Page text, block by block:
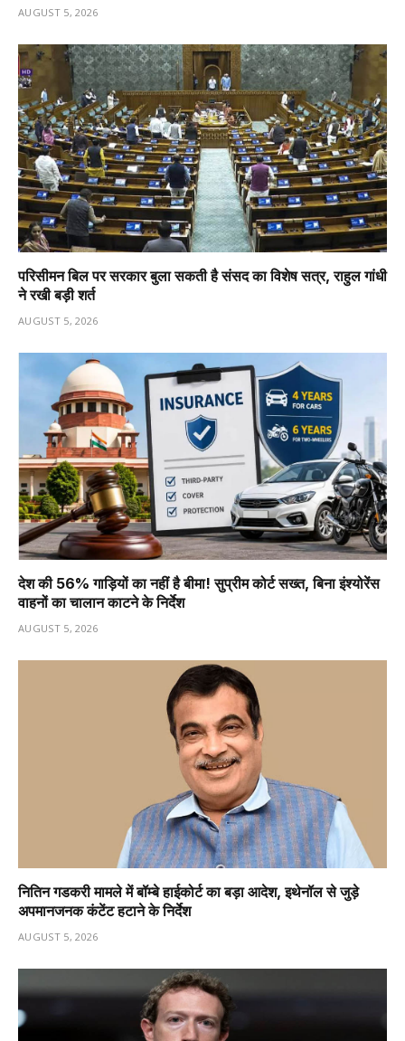
AUGUST 5, 2026
परिसीमन बिल पर सरकार बुला सकती है संसद का विशेष सत्र, राहुल गांधी
ने रखी बड़ी शर्त
AUGUST 5, 2026
देश की 56% गाड़ियों का नहीं है बीमा! सुप्रीम कोर्ट सख्त, बिना इंश्योरेंस
वाहनों का चालान काटने के निर्देश
AUGUST 5, 2026
नितिन गडकरी मामले में बॉम्बे हाईकोर्ट का बड़ा आदेश, इथेनॉल से जुड़े
अपमानजनक कंटेंट हटाने के निर्देश
AUGUST 5, 2026